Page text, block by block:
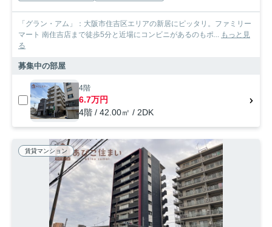
「グラン・アム」：大阪市住吉区エリアの新居にピッタリ。ファミリー
マート 南住吉店まで徒歩5分と近場にコンビニがあるのもポ...
もっと見
る
募集中の部屋
4階
6.7万円
4階 / 42.00㎡ / 2DK
賃貸マンション